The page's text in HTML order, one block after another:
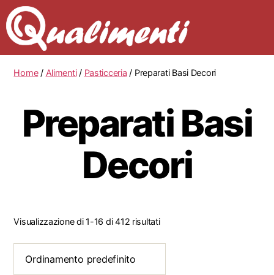
Home/ Alimenti/ Pasticceria / Preparati Basi Decori
Preparati Basi
Decori
Visualizzazione di 1-16 di 412 risultati